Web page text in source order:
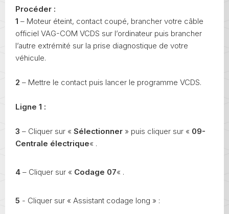
Procéder :
1 – Moteur éteint, contact coupé, brancher votre câble
officiel VAG-COM VCDS sur l’ordinateur puis brancher
l’autre extrémité sur la prise diagnostique de votre
véhicule.
2 – Mettre le contact puis lancer le programme VCDS.
Ligne 1 :
3 – Cliquer sur « Sélectionner » puis cliquer sur « 09-
Centrale électrique« .
4 – Cliquer sur « Codage 07« .
5 - Cliquer sur « Assistant codage long » :